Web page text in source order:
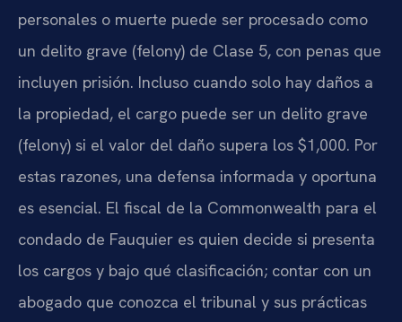
personales o muerte puede ser procesado como
un delito grave (felony) de Clase 5, con penas que
incluyen prisión. Incluso cuando solo hay daños a
la propiedad, el cargo puede ser un delito grave
(felony) si el valor del daño supera los $1,000. Por
estas razones, una defensa informada y oportuna
es esencial. El fiscal de la Commonwealth para el
condado de Fauquier es quien decide si presenta
los cargos y bajo qué clasificación; contar con un
abogado que conozca el tribunal y sus prácticas